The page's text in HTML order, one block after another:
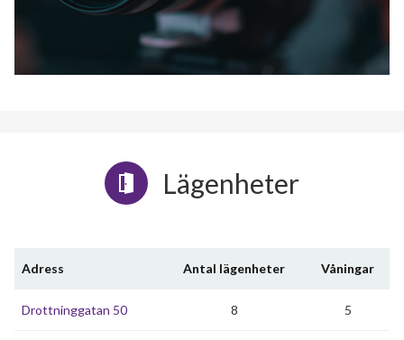
Lägenheter
Adress Antal lägenheter Våningar
Drottninggatan 50 8 5